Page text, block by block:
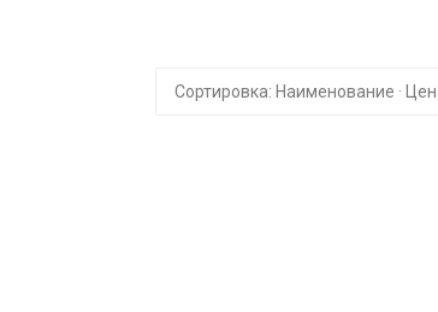
Сортировка: Наименование ·